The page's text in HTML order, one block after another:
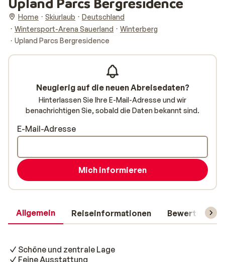
Home Skiurlaub
Deutschland
Wintersport-Arena Sauerland
Winterberg
Upland Parcs Bergresidence
Allgemein Reiseinformationen Bewertungen
Schöne und zentrale Lage
Feine Ausstattung
Neugierig auf die neuen Abreisedaten?
Hinterlassen Sie Ihre E-Mail-Adresse und wir
benachrichtigen Sie, sobald die Daten bekannt sind.
E-Mail-Adresse
Mich informieren